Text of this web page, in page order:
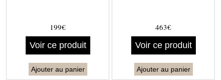
199€
Voir ce produit
Ajouter au panier
463€
Voir ce produit
Ajouter au panier